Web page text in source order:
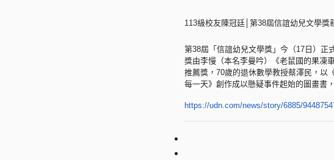
113級校友陳冠廷│第38屆信誼幼兒文學獎
第38屆「信誼幼兒文學獎」今（17日）正
獎由李慢（本名李曼吟）《老鼠國的果凍車
推薦獎，70歲的退休數學教授蔡澤民，以
每一天》 創作成以懸疑事件起始的圖畫書
https://udn.com/news/story/6885/